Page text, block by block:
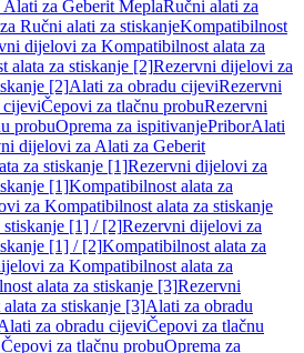
za Geberit MeplaRučni alati za
Ručni alati za stiskanjeKompatibilnost
dijelovi za Kompatibilnost alata za
alata za stiskanje [2]Rezervni dijelovi za
[2]Alati za obradu cijeviRezervni
cijeviČepovi za tlačnu probuRezervni
probuOprema za ispitivanjePriborAlati
dijelovi za Alati za Geberit
za stiskanje [1]Rezervni dijelovi za
[1]Kompatibilnost alata za
za Kompatibilnost alata za stiskanje
stiskanje [1] / [2]Rezervni dijelovi za
[1] / [2]Kompatibilnost alata za
za Kompatibilnost alata za
alata za stiskanje [3]Rezervni
za stiskanje [3]Alati za obradu
za obradu cijeviČepovi za tlačnu
za tlačnu probuOprema za